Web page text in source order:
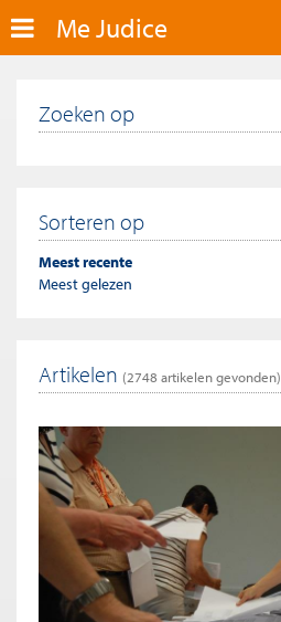
Me Judice
Zoeken op
Sorteren op
Meest recente
Meest gelezen
Artikelen (2748 artikelen gevonden)